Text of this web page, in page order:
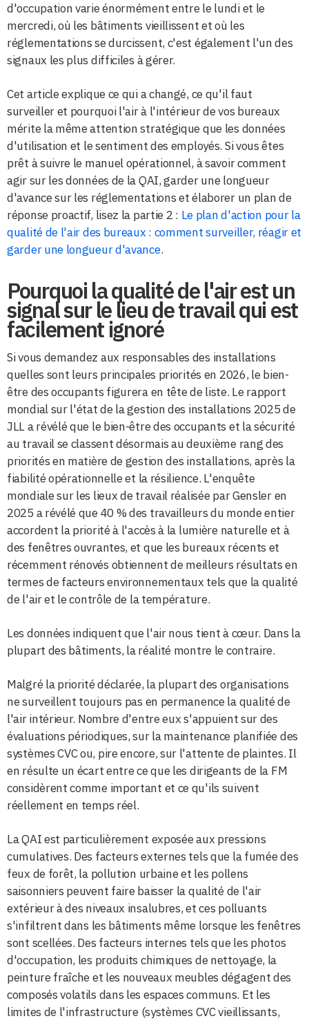
d'occupation varie énormément entre le lundi et le
mercredi, où les bâtiments vieillissent et où les
réglementations se durcissent, c'est également l'un des
signaux les plus difficiles à gérer.
Cet article explique ce qui a changé, ce qu'il faut
surveiller et pourquoi l'air à l'intérieur de vos bureaux
mérite la même attention stratégique que les données
d'utilisation et le sentiment des employés. Si vous êtes
prêt à suivre le manuel opérationnel, à savoir comment
agir sur les données de la QAI, garder une longueur
d'avance sur les réglementations et élaborer un plan de
réponse proactif, lisez la partie 2 : Le plan d'action pour la
qualité de l'air des bureaux : comment surveiller, réagir et
garder une longueur d'avance.
Pourquoi la qualité de l'air est un
signal sur le lieu de travail qui est
facilement ignoré
Si vous demandez aux responsables des installations
quelles sont leurs principales priorités en 2026, le bien-
être des occupants figurera en tête de liste. Le rapport
mondial sur l'état de la gestion des installations 2025 de
JLL a révélé que le bien-être des occupants et la sécurité
au travail se classent désormais au deuxième rang des
priorités en matière de gestion des installations, après la
fiabilité opérationnelle et la résilience. L'enquête
mondiale sur les lieux de travail réalisée par Gensler en
2025 a révélé que 40 % des travailleurs du monde entier
accordent la priorité à l'accès à la lumière naturelle et à
des fenêtres ouvrantes, et que les bureaux récents et
récemment rénovés obtiennent de meilleurs résultats en
termes de facteurs environnementaux tels que la qualité
de l'air et le contrôle de la température.
Les données indiquent que l'air nous tient à cœur. Dans la
plupart des bâtiments, la réalité montre le contraire.
Malgré la priorité déclarée, la plupart des organisations
ne surveillent toujours pas en permanence la qualité de
l'air intérieur. Nombre d'entre eux s'appuient sur des
évaluations périodiques, sur la maintenance planifiée des
systèmes CVC ou, pire encore, sur l'attente de plaintes. Il
en résulte un écart entre ce que les dirigeants de la FM
considèrent comme important et ce qu'ils suivent
réellement en temps réel.
La QAI est particulièrement exposée aux pressions
cumulatives. Des facteurs externes tels que la fumée des
feux de forêt, la pollution urbaine et les pollens
saisonniers peuvent faire baisser la qualité de l'air
extérieur à des niveaux insalubres, et ces polluants
s'infiltrent dans les bâtiments même lorsque les fenêtres
sont scellées. Des facteurs internes tels que les photos
d'occupation, les produits chimiques de nettoyage, la
peinture fraîche et les nouveaux meubles dégagent des
composés volatils dans les espaces communs. Et les
limites de l'infrastructure (systèmes CVC vieillissants,